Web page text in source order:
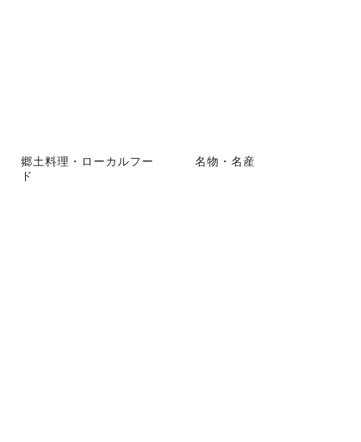
郷土料理・ローカルフー
ド
名物・名産